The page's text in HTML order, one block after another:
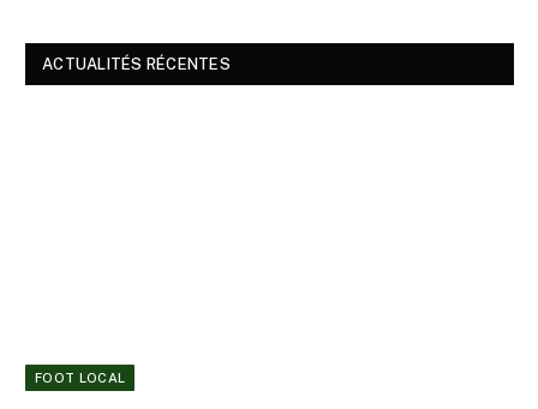
ACTUALITÉS RÉCENTES
FOOT LOCAL